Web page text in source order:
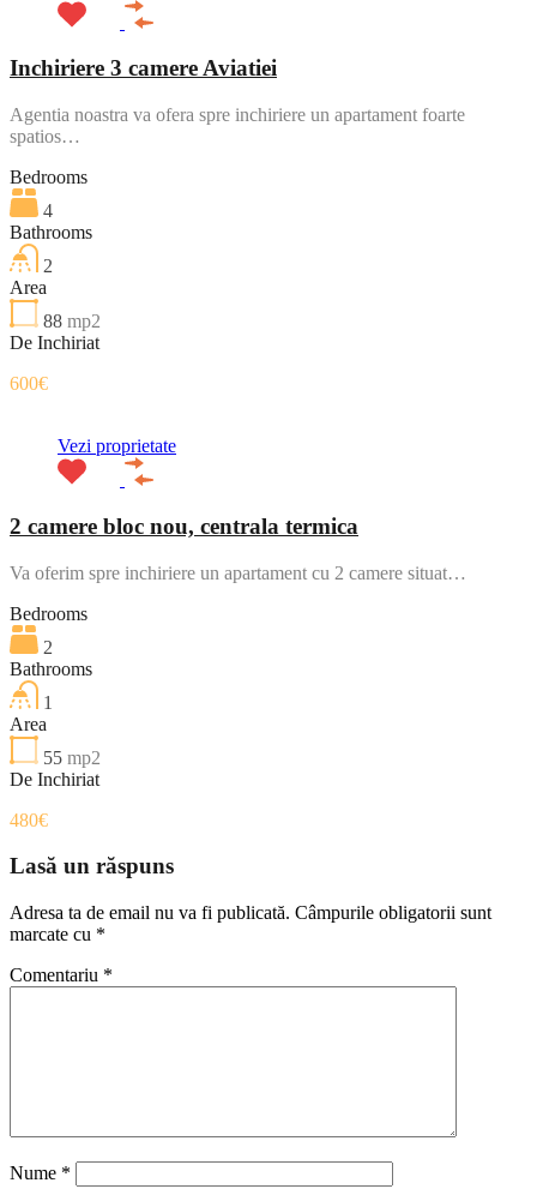
Inchiriere 3 camere Aviatiei
Agentia noastra va ofera spre inchiriere un apartament foarte
spatios…
Bedrooms
4
Bathrooms
2
Area
88 mp2
De Inchiriat
600€
Vezi proprietate
2 camere bloc nou, centrala termica
Va oferim spre inchiriere un apartament cu 2 camere situat…
Bedrooms
2
Bathrooms
1
Area
55 mp2
De Inchiriat
480€
Lasă un răspuns
Adresa ta de email nu va fi publicată. Câmpurile obligatorii sunt
marcate cu *
Comentariu *
Nume *